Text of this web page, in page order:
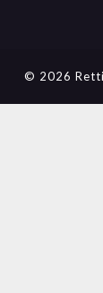
© 2026